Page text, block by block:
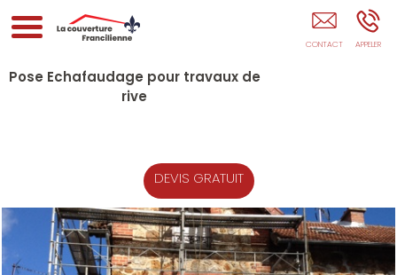
La Couverture Francilienne PARIS
Pose Echafaudage pour travaux de
rive
DEVIS GRATUIT